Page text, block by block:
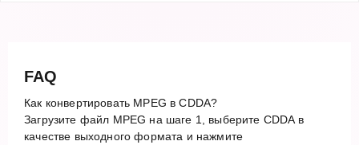
FAQ
Как конвертировать MPEG в CDDA?
Загрузите файл MPEG на шаге 1, выберите CDDA в
качестве выходного формата и нажмите